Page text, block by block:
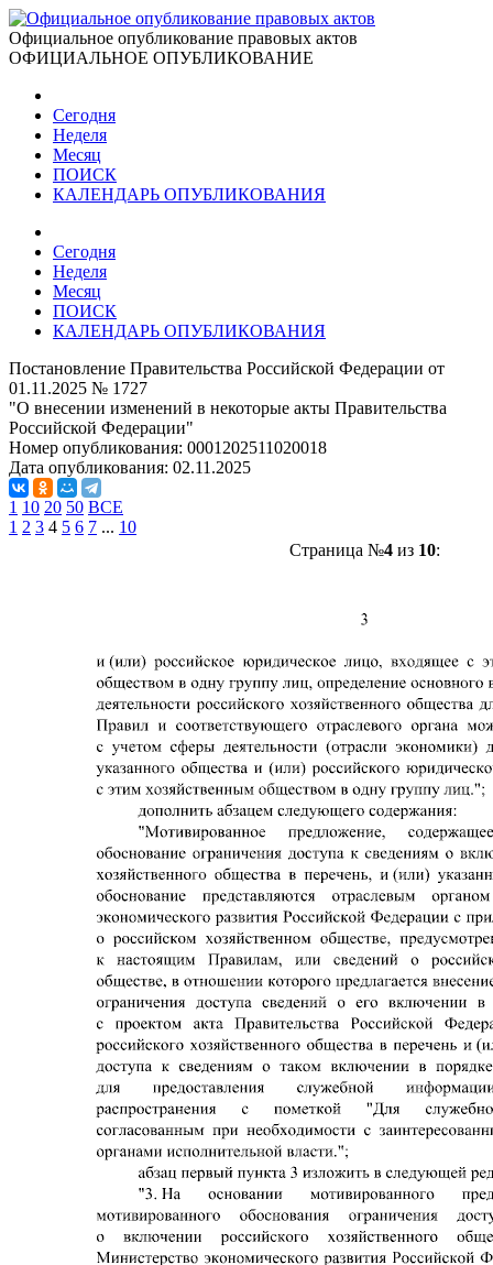
Официальное опубликование правовых актов
ОФИЦИАЛЬНОЕ ОПУБЛИКОВАНИЕ
Сегодня
Неделя
Месяц
ПОИСК
КАЛЕНДАРЬ ОПУБЛИКОВАНИЯ
Сегодня
Неделя
Месяц
ПОИСК
КАЛЕНДАРЬ ОПУБЛИКОВАНИЯ
Постановление Правительства Российской Федерации от
01.11.2025 № 1727
"О внесении изменений в некоторые акты Правительства
Российской Федерации"
Номер опубликования: 0001202511020018
Дата опубликования: 02.11.2025
1 10 20 50 ВСЕ
1 2 3 4 5 6 7 ... 10
Страница №4из 10: